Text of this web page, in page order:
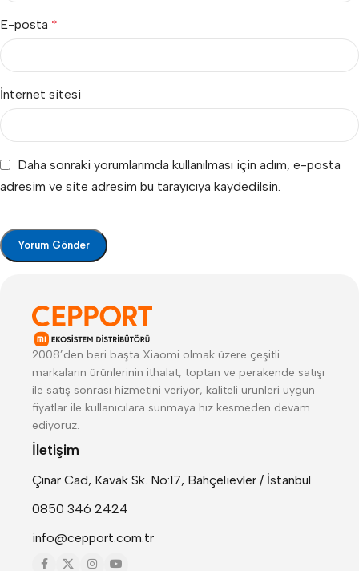
E-posta *
İnternet sitesi
Daha sonraki yorumlarımda kullanılması için adım, e-posta
adresim ve site adresim bu tarayıcıya kaydedilsin.
2008’den beri başta Xiaomi olmak üzere çeşitli
markaların ürünlerinin ithalat, toptan ve perakende satışı
ile satış sonrası hizmetini veriyor, kaliteli ürünleri uygun
fiyatlar ile kullanıcılara sunmaya hız kesmeden devam
ediyoruz.
İletişim
Çınar Cad, Kavak Sk. No:17, Bahçelievler / İstanbul
0850 346 2424
info@cepport.com.tr